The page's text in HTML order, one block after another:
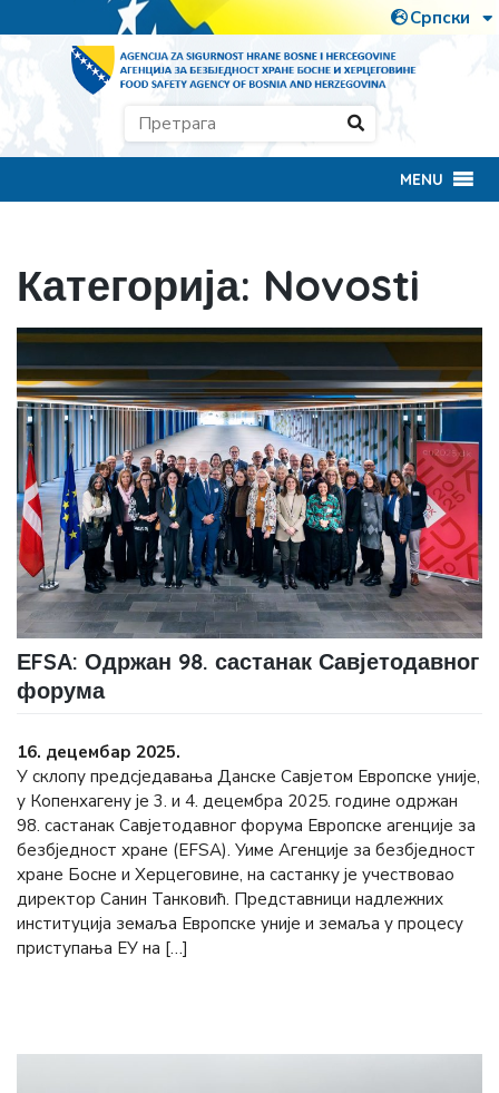
MENU
Категорија: Novosti
ЕFSА: Одржан 98. састанак Савјетодавног
форума
16. децембар 2025.
У склопу предсједавања Данске Савјетом Европске уније,
у Копенхагену је 3. и 4. децембра 2025. године одржан
98. састанак Савјетодавног форума Европске агенције за
безбједност хране (ЕFSА). Уиме Агенције за безбједност
хране Босне и Херцеговине, на састанку је учествовао
директор Санин Танковић. Представници надлежних
институција земаља Европске уније и земаља у процесу
приступања ЕУ на […]